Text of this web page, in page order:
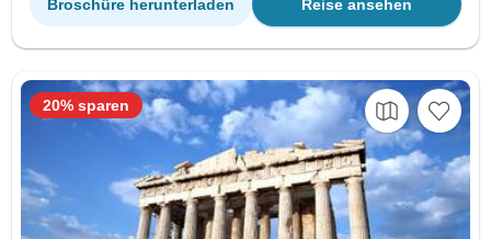
Reise ansehen
Broschüre herunterladen
20% sparen